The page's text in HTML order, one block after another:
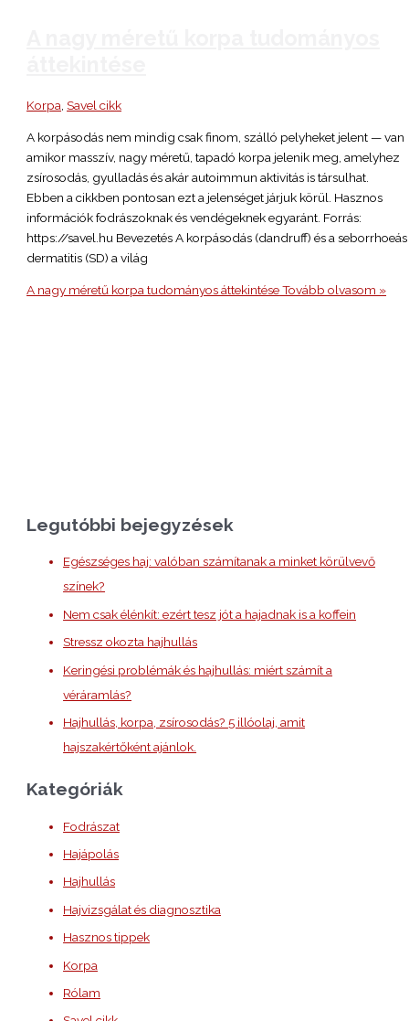
Korpa ,Savel cikk
A korpásodás nem mindig csak finom, szálló pelyheket jelent — van
amikor masszív, nagy méretű, tapadó korpa jelenik meg, amelyhez
zsírosodás, gyulladás és akár autoimmun aktivitás is társulhat.
Ebben a cikkben pontosan ezt a jelenséget járjuk körül. Hasznos
információk fodrászoknak és vendégeknek egyaránt. Forrás:
https://savel.hu Bevezetés A korpásodás (dandruff) és a seborrhoeás
dermatitis (SD) a világ
A nagy méretű korpa tudományos áttekintéseTovább olvasom »
Legutóbbi bejegyzések
Egészséges haj: valóban számítanak a minket körülvevő
színek?
Nem csak élénkít: ezért tesz jót a hajadnak is a koffein
Stressz okozta hajhullás
Keringési problémák és hajhullás: miért számít a
véráramlás?
Hajhullás, korpa, zsírosodás? 5 illóolaj, amit
hajszakértőként ajánlok.
Kategóriák
Fodrászat
Hajápolás
Hajhullás
Hajvizsgálat és diagnosztika
Hasznos tippek
Korpa
Rólam